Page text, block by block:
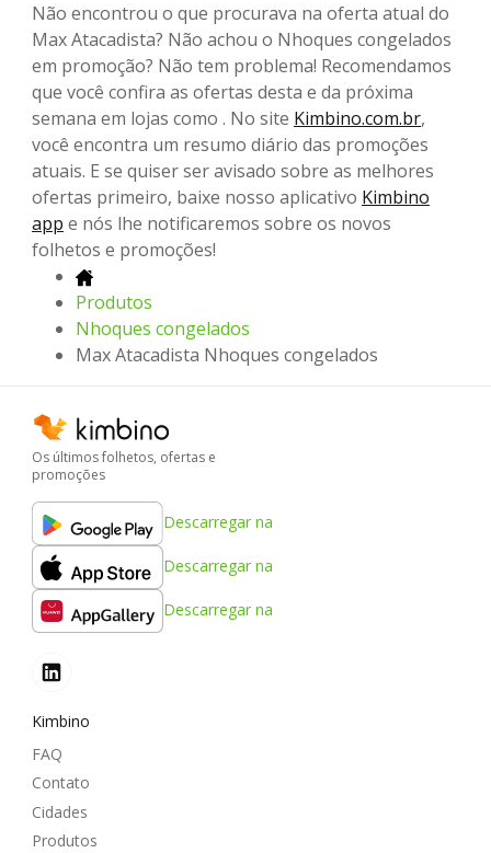
Não encontrou o que procurava na oferta atual do
Max Atacadista? Não achou o Nhoques congelados
em promoção? Não tem problema! Recomendamos
que você confira as ofertas desta e da próxima
semana em lojas como . No site Kimbino.com.br,
você encontra um resumo diário das promoções
atuais. E se quiser ser avisado sobre as melhores
ofertas primeiro, baixe nosso aplicativo Kimbino
app e nós lhe notificaremos sobre os novos
folhetos e promoções!
Produtos
Nhoques congelados
Max Atacadista Nhoques congelados
Os últimos folhetos, ofertas e
promoções
Descarregar na
Descarregar na
Descarregar na
Kimbino
FAQ
Contato
Cidades
Produtos